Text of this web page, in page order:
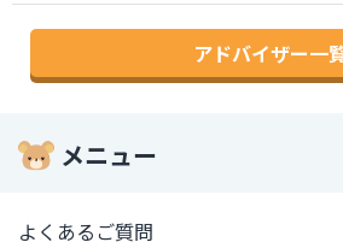
アドバイザー一
メニュー
よくあるご質問